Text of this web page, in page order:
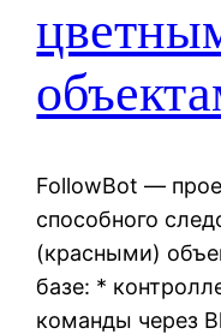
FollowBot —
способного
(красными)
базе: *
команды через